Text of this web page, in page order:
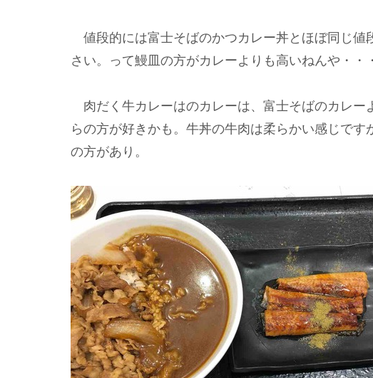
値段的には富士そばのかつカレー丼とほぼ同じ値
さい。って鰻皿の方がカレーよりも高いねんや・・
肉だく牛カレーはのカレーは、富士そばのカレー
らの方が好きかも。牛丼の牛肉は柔らかい感じで
の方があり。